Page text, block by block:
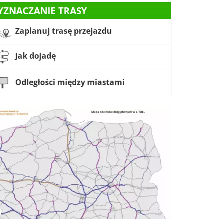
TRASY
Zaplanuj trasę przejazdu
Jak dojadę
Odległości między miastami